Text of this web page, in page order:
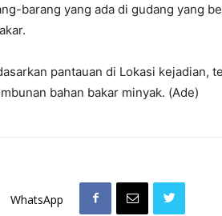
barang yang ada di gudang yang
pantauan di Lokasi kejadian,
bahan bakar minyak. (Ade)
WhatsApp